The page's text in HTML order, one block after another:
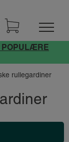
POPULÆRE
rullegardiner